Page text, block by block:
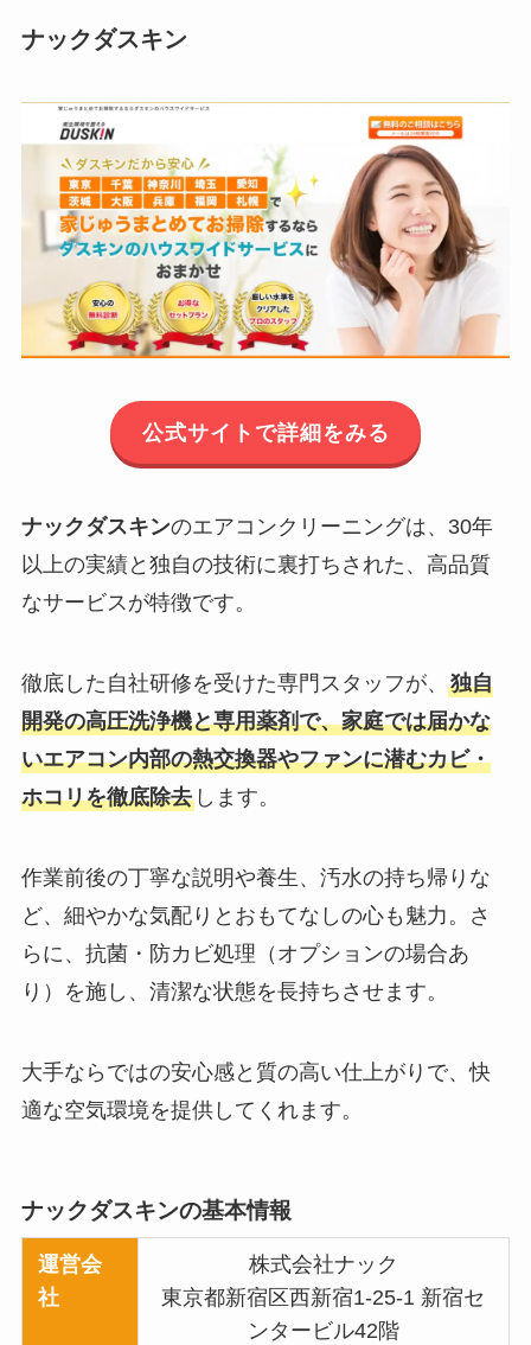
ナックダスキン
公式サイトで詳細をみる
ナックダスキンのエアコンクリーニングは、30年
以上の実績と独自の技術に裏打ちされた、高品質
なサービスが特徴です。
徹底した自社研修を受けた専門スタッフが、 独自
開発の高圧洗浄機と専用薬剤で、家庭では届かな
いエアコン内部の熱交換器やファンに潜むカビ・
ホコリを徹底除去します。
作業前後の丁寧な説明や養生、汚水の持ち帰りな
ど、細やかな気配りとおもてなしの心も魅力。さ
らに、抗菌・防カビ処理（オプションの場合あ
り）を施し、清潔な状態を長持ちさせます。
大手ならではの安心感と質の高い仕上がりで、快
適な空気環境を提供してくれます。
ナックダスキンの基本情報
運営会
社
株式会社ナック
東京都新宿区西新宿1-25-1 新宿セ
ンタービル42階